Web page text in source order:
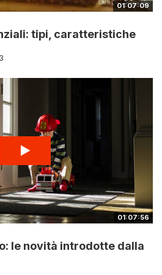
01:07:09
tipi, caratteristiche
01:07:56
le novità introdotte dalla